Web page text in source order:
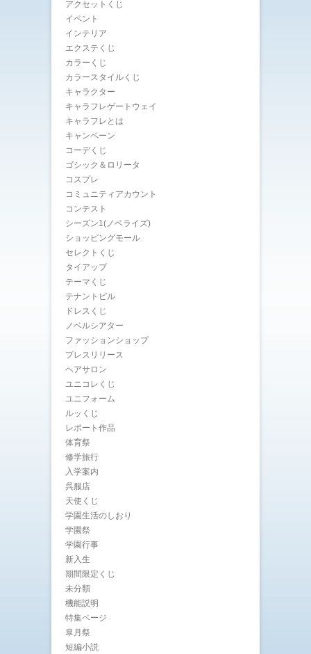
アクセットくじ
イベント
インテリア
エクステくじ
カラーくじ
カラースタイルくじ
キャラクター
キャラフレゲートウェイ
キャラフレとは
キャンペーン
コーデくじ
ゴシック＆ロリータ
コスプレ
コミュニティアカウント
コンテスト
シーズン1(ノベライズ)
ショッピングモール
セレクトくじ
タイアップ
テーマくじ
テナントビル
ドレスくじ
ノベルシアター
ファッションショップ
プレスリリース
ヘアサロン
ユニコレくじ
ユニフォーム
ルッくじ
レポート作品
体育祭
修学旅行
入学案内
呉服店
天使くじ
学園生活のしおり
学園祭
学園行事
新入生
期間限定くじ
未分類
機能説明
特集ページ
皐月祭
短編小説